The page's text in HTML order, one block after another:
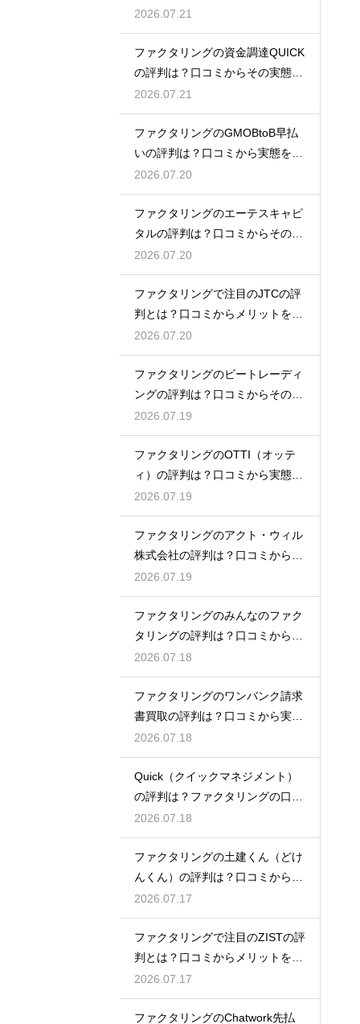
実態を解説
2026.07.21
ファクタリングの資金調達QUICK
の評判は？口コミからその実態を
徹底解説
2026.07.21
ファクタリングのGMOBtoB早払
いの評判は？口コミから実態を徹
底解説
2026.07.20
ファクタリングのエーテスキャピ
タルの評判は？口コミからその実
態を徹底解説
2026.07.20
ファクタリングで注目のJTCの評
判とは？口コミからメリットを徹
底解説
2026.07.20
ファクタリングのビートレーディ
ングの評判は？口コミからその実
態を徹底解説
2026.07.19
ファクタリングのOTTI（オッテ
ィ）の評判は？口コミから実態を
徹底解説
2026.07.19
ファクタリングのアクト・ウィル
株式会社の評判は？口コミから実
態を徹底解説
2026.07.19
ファクタリングのみんなのファク
タリングの評判は？口コミから実
態を徹底解説
2026.07.18
ファクタリングのワンバンク請求
書買取の評判は？口コミから実態
を徹底解説
2026.07.18
Quick（クイックマネジメント）
の評判は？ファクタリングの口コ
ミ検証
2026.07.18
ファクタリングの土建くん（どけ
んくん）の評判は？口コミから実
態を徹底解説
2026.07.17
ファクタリングで注目のZISTの評
判とは？口コミからメリットを徹
底解説
2026.07.17
ファクタリングのChatwork先払